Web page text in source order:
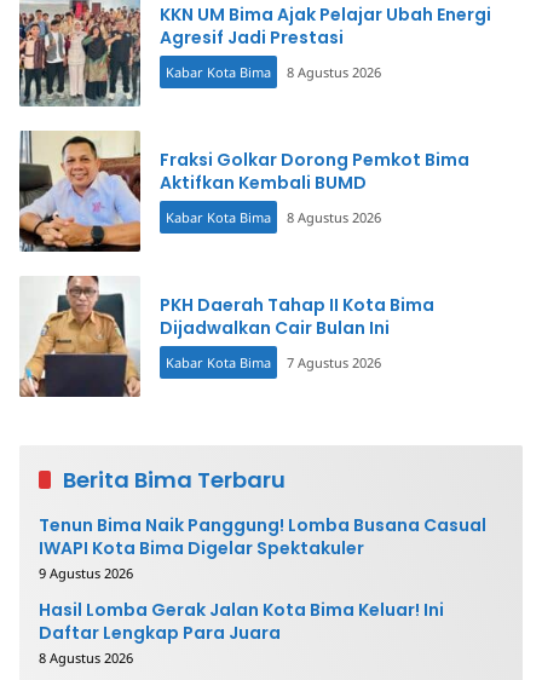
KKN UM Bima Ajak Pelajar Ubah Energi
Agresif Jadi Prestasi
Kabar Kota Bima 8 Agustus 2026
Fraksi Golkar Dorong Pemkot Bima
Aktifkan Kembali BUMD
Kabar Kota Bima 8 Agustus 2026
PKH Daerah Tahap II Kota Bima
Dijadwalkan Cair Bulan Ini
Kabar Kota Bima 7 Agustus 2026
Berita Bima Terbaru
Tenun Bima Naik Panggung! Lomba Busana Casual
IWAPI Kota Bima Digelar Spektakuler
9 Agustus 2026
Hasil Lomba Gerak Jalan Kota Bima Keluar! Ini
Daftar Lengkap Para Juara
8 Agustus 2026